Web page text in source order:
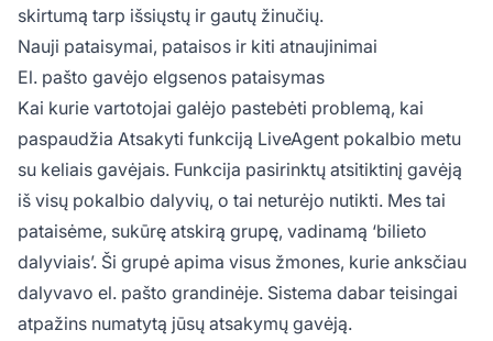
skirtumą tarp išsiųstų ir gautų žinučių.
Nauji pataisymai, pataisos ir kiti atnaujinimai
El. pašto gavėjo elgsenos pataisymas
Kai kurie vartotojai galėjo pastebėti problemą, kai
paspaudžia Atsakyti funkciją LiveAgent pokalbio metu
su keliais gavėjais. Funkcija pasirinktų atsitiktinį gavėją
iš visų pokalbio dalyvių, o tai neturėjo nutikti. Mes tai
pataisėme, sukūrę atskirą grupę, vadinamą ‘bilieto
dalyviais’. Ši grupė apima visus žmones, kurie anksčiau
dalyvavo el. pašto grandinėje. Sistema dabar teisingai
atpažins numatytą jūsų atsakymų gavėją.